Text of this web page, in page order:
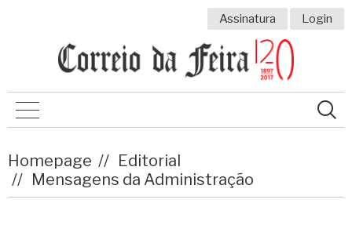
Assinatura Login
Homepage
Editorial
Mensagens da Administração